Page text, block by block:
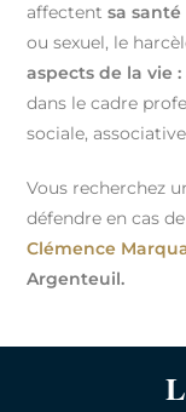
affectentsa
ou sexuel, le
aspects de la vie :
dans le cadre
sociale,
Vous recherchez
défendre en cas
Clémence
Argenteuil.